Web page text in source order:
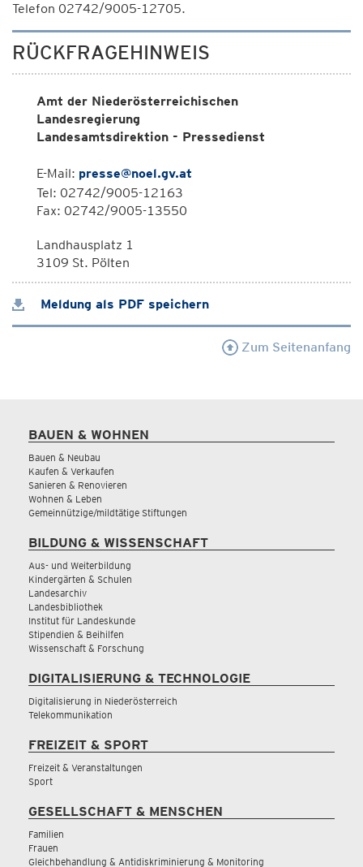
Telefon 02742/9005-12705.
RÜCKFRAGEHINWEIS
Amt der Niederösterreichischen
Landesregierung
Landesamtsdirektion - Pressedienst
E-Mail: presse@noel.gv.at
Tel: 02742/9005-12163
Fax: 02742/9005-13550
Landhausplatz 1
3109 St. Pölten
Meldung als PDF speichern
Zum Seitenanfang
BAUEN & WOHNEN
Bauen & Neubau
Kaufen & Verkaufen
Sanieren & Renovieren
Wohnen & Leben
Gemeinnützige/mildtätige Stiftungen
BILDUNG & WISSENSCHAFT
Aus- und Weiterbildung
Kindergärten & Schulen
Landesarchiv
Landesbibliothek
Institut für Landeskunde
Stipendien & Beihilfen
Wissenschaft & Forschung
DIGITALISIERUNG & TECHNOLOGIE
Digitalisierung in Niederösterreich
Telekommunikation
FREIZEIT & SPORT
Freizeit & Veranstaltungen
Sport
GESELLSCHAFT & MENSCHEN
Familien
Frauen
Gleichbehandlung & Antidiskriminierung & Monitoring